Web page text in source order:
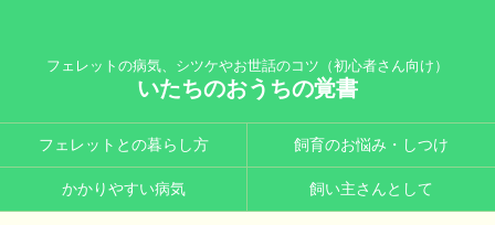
フェレットの病気、シツケやお世話のコツ（初心者さん向け）
いたちのおうちの覚書
フェレットとの暮らし方 飼育のお悩み・しつけ
かかりやすい病気 飼い主さんとして